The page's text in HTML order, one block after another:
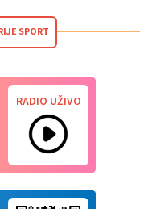
SPORT
RADIO UŽIVO